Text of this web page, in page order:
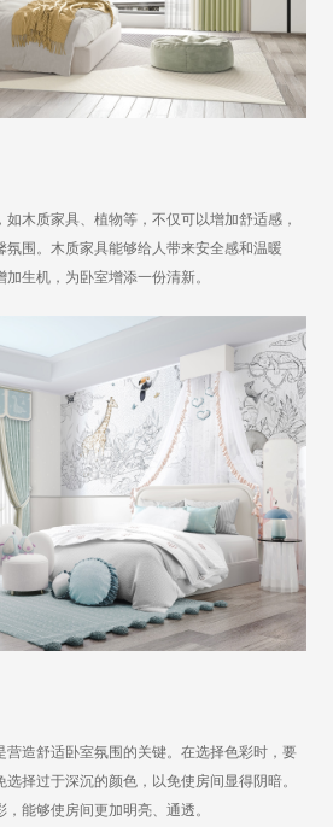
木质家具、植物等，不仅可以增加舒适感，
氛围。木质家具能够给人带来安全感和温暖
生机，为卧室增添一份清新。
营造舒适卧室氛围的关键。在选择色彩时，要
择过于深沉的颜色，以免使房间显得阴暗。
能够使房间更加明亮、通透。